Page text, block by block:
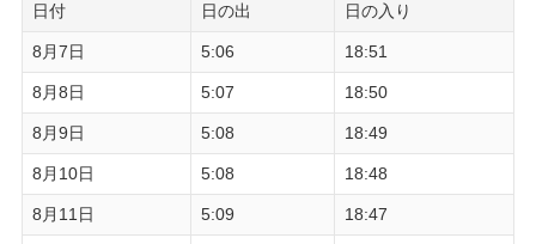
日付 日の出 日の入り
8月7日 5:06 18:51
8月8日 5:07 18:50
8月9日 5:08 18:49
8月10日 5:08 18:48
8月11日 5:09 18:47